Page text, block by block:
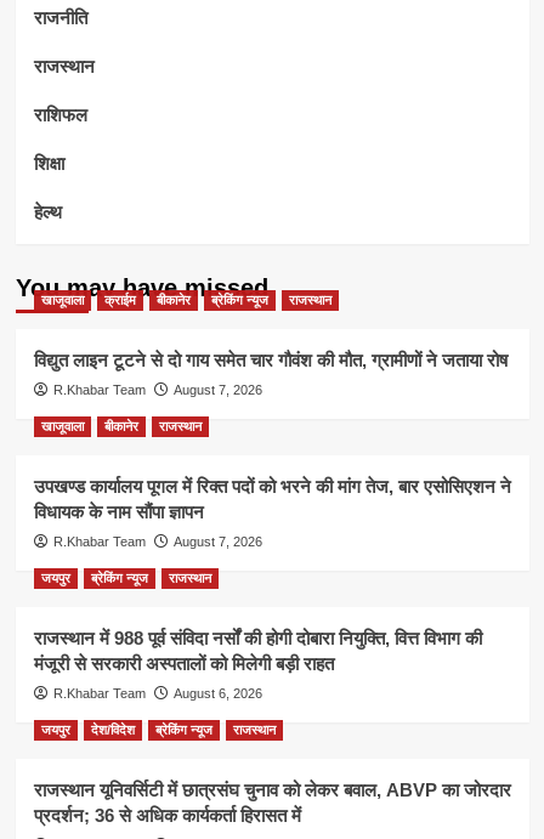
राजनीति
राजस्थान
राशिफल
शिक्षा
हेल्थ
You may have missed
खाजूवाला क्राईम बीकानेर ब्रेकिंग न्यूज राजस्थान
विद्युत लाइन टूटने से दो गाय समेत चार गौवंश की मौत, ग्रामीणों ने जताया रोष
R.Khabar Team August 7, 2026
खाजूवाला बीकानेर राजस्थान
उपखण्ड कार्यालय पूगल में रिक्त पदों को भरने की मांग तेज, बार एसोसिएशन ने
विधायक के नाम सौंपा ज्ञापन
R.Khabar Team August 7, 2026
जयपुर ब्रेकिंग न्यूज राजस्थान
राजस्थान में 988 पूर्व संविदा नर्सों की होगी दोबारा नियुक्ति, वित्त विभाग की
मंजूरी से सरकारी अस्पतालों को मिलेगी बड़ी राहत
R.Khabar Team August 6, 2026
जयपुर देश/विदेश ब्रेकिंग न्यूज राजस्थान
राजस्थान यूनिवर्सिटी में छात्रसंघ चुनाव को लेकर बवाल, ABVP का जोरदार
प्रदर्शन; 36 से अधिक कार्यकर्ता हिरासत में